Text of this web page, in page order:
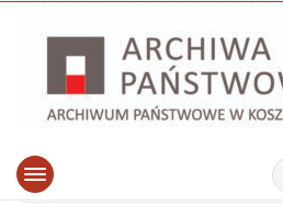
Archiwum Państwowe
Górne
Otwórz